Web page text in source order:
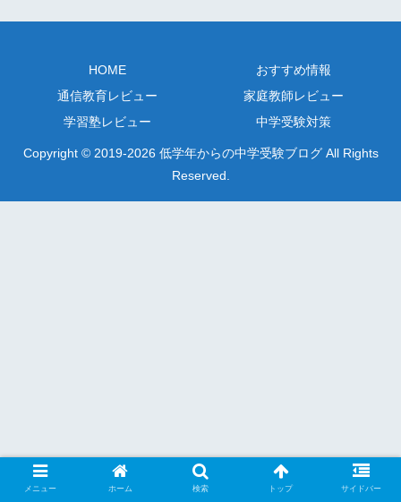
HOME
おすすめ情報
通信教育レビュー
家庭教師レビュー
学習塾レビュー
中学受験対策
Copyright © 2019-2026 低学年からの中学受験ブログ All Rights
Reserved.
メニュー ホーム 検索 トップ サイドバー